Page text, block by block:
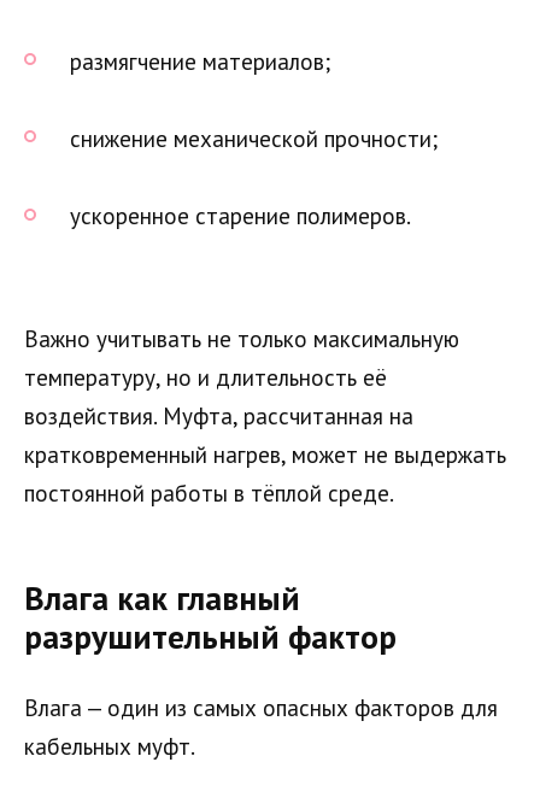
размягчение материалов;
снижение механической прочности;
ускоренное старение полимеров.
Важно учитывать не только максимальную
температуру, но и длительность её
воздействия. Муфта, рассчитанная на
кратковременный нагрев, может не выдержать
постоянной работы в тёплой среде.
Влага как главный
разрушительный фактор
Влага — один из самых опасных факторов для
кабельных муфт.